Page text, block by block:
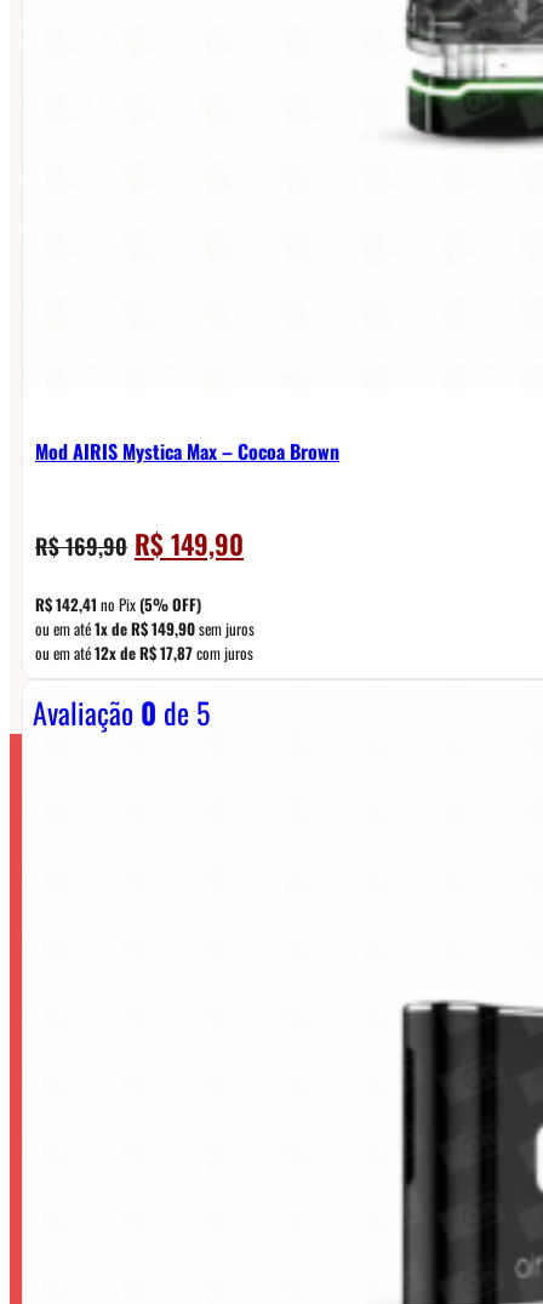
Mod AIRIS Mystica Max – Cocoa Brown
R$169,90 O
preço
original
era:
R$ 169,90.
R$149,90
preço
é:
R$ 149,90.
R$142,41 no Pix(5% OFF)
ou em até1x deR$149,90sem juros
ou em até12x deR$17,87com juros
Avaliação0 de 5